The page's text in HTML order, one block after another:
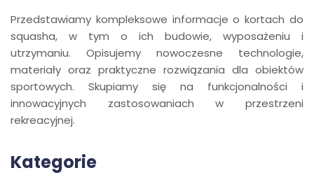
Przedstawiamy kompleksowe informacje o kortach do
squasha, w tym o ich budowie, wyposażeniu i
utrzymaniu. Opisujemy nowoczesne technologie,
materiały oraz praktyczne rozwiązania dla obiektów
sportowych. Skupiamy się na funkcjonalności i
innowacyjnych zastosowaniach w przestrzeni
rekreacyjnej.
Kategorie